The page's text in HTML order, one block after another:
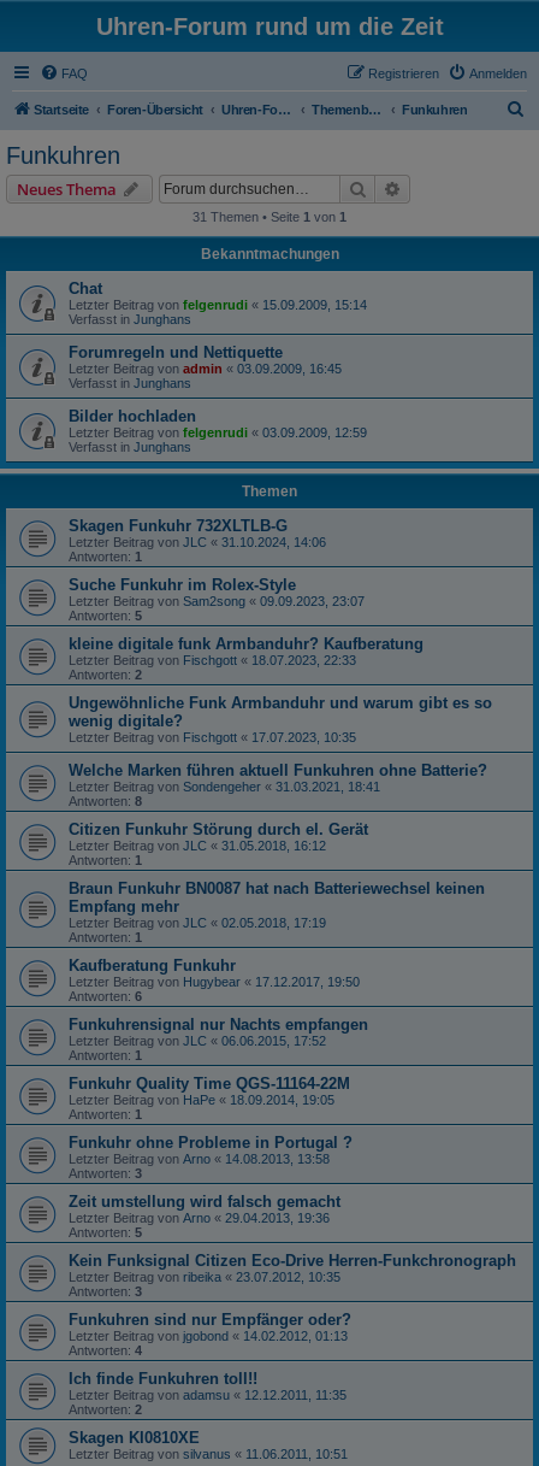
Uhren-Forum rund um die Zeit
FAQ Anmelden
Registrieren
Startseite Foren-Übersicht Uhren-Forum rund um alle Armbanduhren Themenbereiche Funkuhren
Funkuhren
Neues Thema Suche
31 Themen • Seite 1 von 1
Bekanntmachungen
Chat
Letzter Beitrag von felgenrudi « 15.09.2009, 15:14
Verfasst in Junghans
Forumregeln und Nettiquette
Letzter Beitrag von admin « 03.09.2009, 16:45
Verfasst in Junghans
Bilder hochladen
Letzter Beitrag von felgenrudi « 03.09.2009, 12:59
Verfasst in Junghans
Themen
Skagen Funkuhr 732XLTLB-G
Letzter Beitrag von JLC « 31.10.2024, 14:06
Antworten: 1
Suche Funkuhr im Rolex-Style
Letzter Beitrag von Sam2song « 09.09.2023, 23:07
Antworten: 5
kleine digitale funk Armbanduhr? Kaufberatung
Letzter Beitrag von Fischgott « 18.07.2023, 22:33
Antworten: 2
Ungewöhnliche Funk Armbanduhr und warum gibt es so
wenig digitale?
Letzter Beitrag von Fischgott « 17.07.2023, 10:35
Welche Marken führen aktuell Funkuhren ohne Batterie?
Letzter Beitrag von Sondengeher « 31.03.2021, 18:41
Antworten: 8
Citizen Funkuhr Störung durch el. Gerät
Letzter Beitrag von JLC « 31.05.2018, 16:12
Antworten: 1
Braun Funkuhr BN0087 hat nach Batteriewechsel keinen
Empfang mehr
Letzter Beitrag von JLC « 02.05.2018, 17:19
Antworten: 1
Kaufberatung Funkuhr
Letzter Beitrag von Hugybear « 17.12.2017, 19:50
Antworten: 6
Funkuhrensignal nur Nachts empfangen
Letzter Beitrag von JLC « 06.06.2015, 17:52
Antworten: 1
Funkuhr Quality Time QGS-11164-22M
Letzter Beitrag von HaPe « 18.09.2014, 19:05
Antworten: 1
Funkuhr ohne Probleme in Portugal ?
Letzter Beitrag von Arno « 14.08.2013, 13:58
Antworten: 3
Zeit umstellung wird falsch gemacht
Letzter Beitrag von Arno « 29.04.2013, 19:36
Antworten: 5
Kein Funksignal Citizen Eco-Drive Herren-Funkchronograph
Letzter Beitrag von ribeika « 23.07.2012, 10:35
Antworten: 3
Funkuhren sind nur Empfänger oder?
Letzter Beitrag von jgobond « 14.02.2012, 01:13
Antworten: 4
Ich finde Funkuhren toll!!
Letzter Beitrag von adamsu « 12.12.2011, 11:35
Antworten: 2
Skagen KI0810XE
Letzter Beitrag von silvanus « 11.06.2011, 10:51